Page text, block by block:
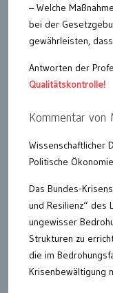
– Welche
bei der
gewährleisten,
Antworten der
Qualitätskontrolle!
Kommentar von
Wissenschaftlicher
Politische Ökonomie
Das Bundes-
und Resilienz“ des
ungewisser
Strukturen zu
die im
Krisenbewältigung